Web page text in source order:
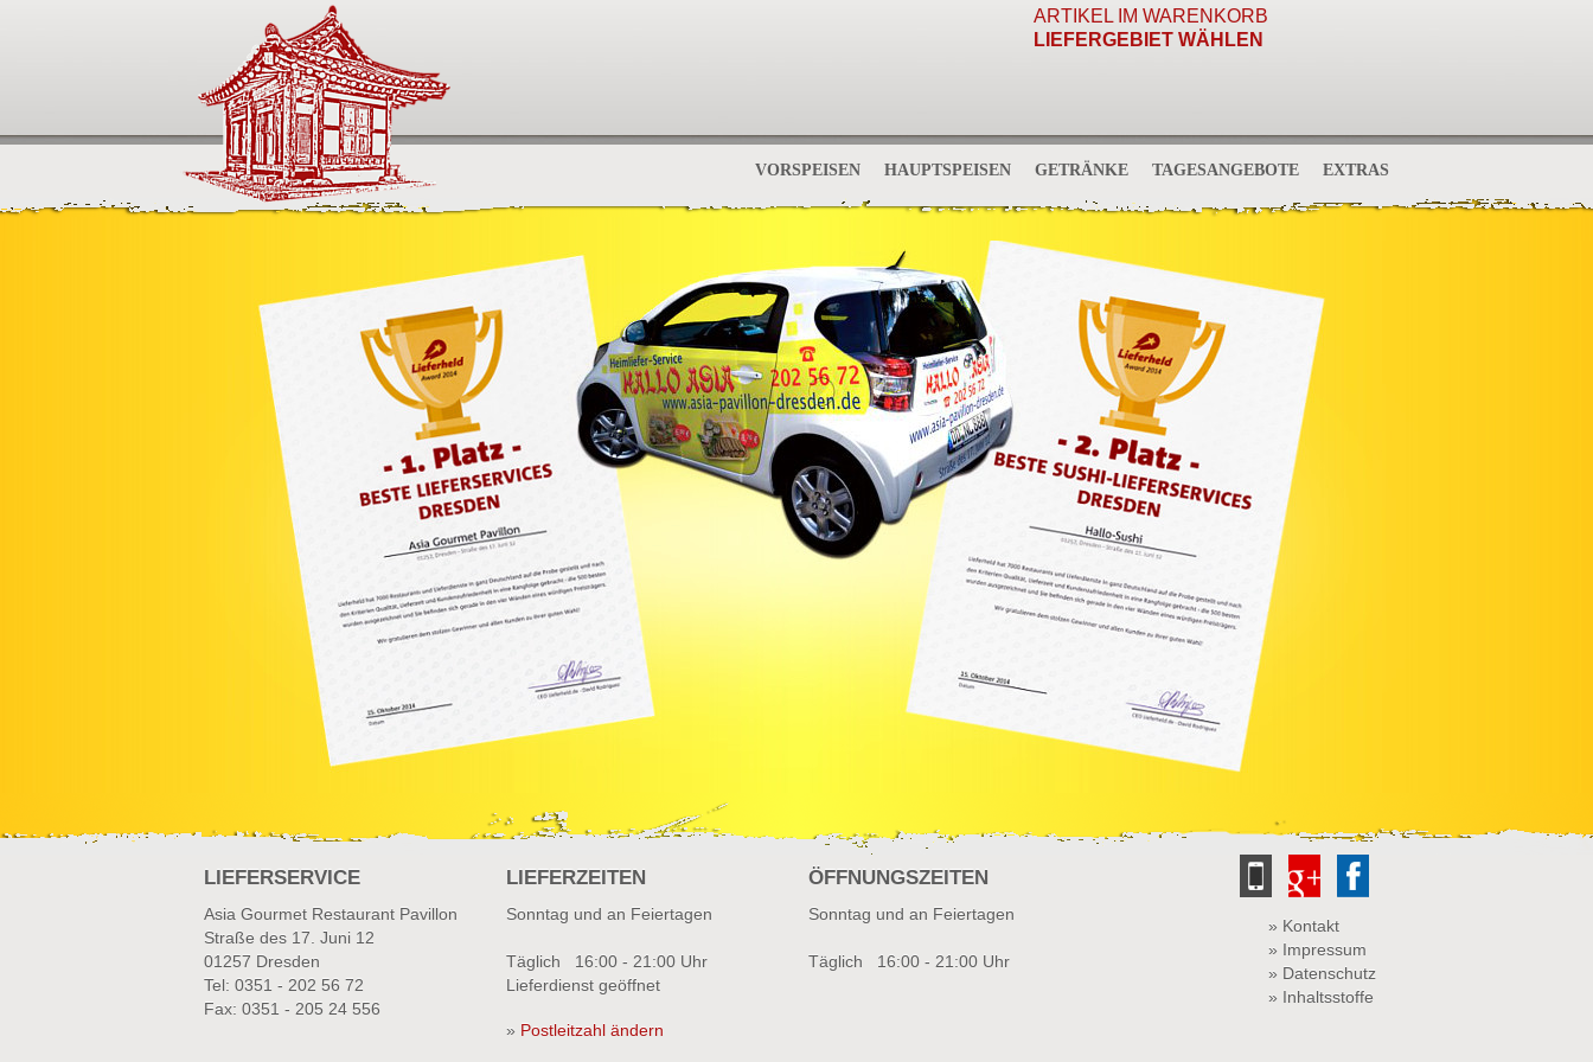
ARTIKEL IM WARENKORB
LIEFERGEBIET WÄHLEN
VORSPEISEN HAUPTSPEISEN GETRÄNKE TAGESANGEBOTE EXTRAS
LIEFERSERVICE
Asia Gourmet Restaurant Pavillon
Straße des 17. Juni 12
01257 Dresden
Tel: 0351 - 202 56 72
Fax: 0351 - 205 24 556
LIEFERZEITEN
Sonntag und an Feiertagen
Täglich 16:00 - 21:00 Uhr
Lieferdienst geöffnet
» Postleitzahl ändern
ÖFFNUNGSZEITEN
Sonntag und an Feiertagen
Täglich 16:00 - 21:00 Uhr
» Kontakt
» Impressum
» Datenschutz
» Inhaltsstoffe